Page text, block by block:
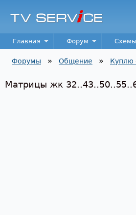
TV
Service
Main menu
Главная Форум Схемы
Форумы » Общение » Куплю
Матрицы жк